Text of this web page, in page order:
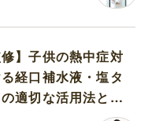
修】子供の熱中症対
経口補水液・塩タ
適切な活用法と水